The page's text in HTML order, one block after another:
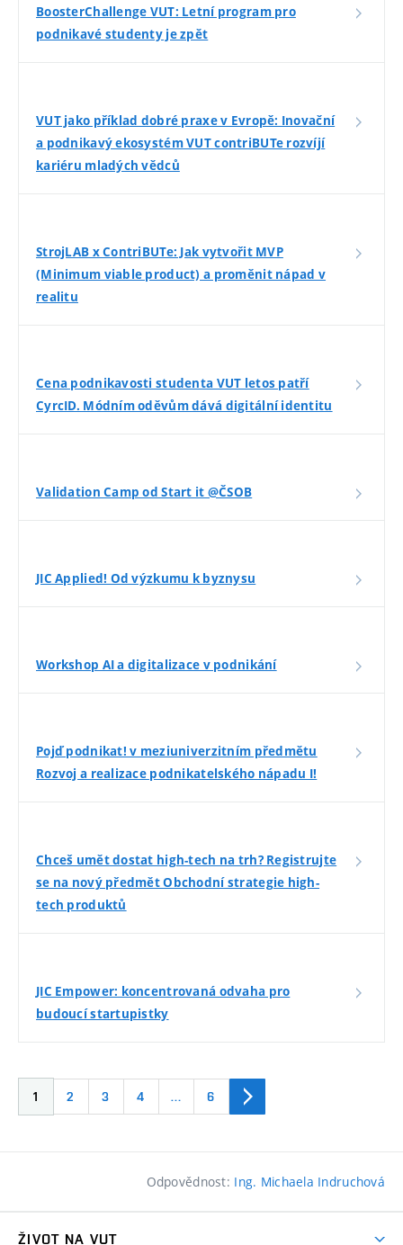
BoosterChallenge VUT: Letní program pro
podnikavé studenty je zpět
VUT jako příklad dobré praxe v Evropě: Inovační
a podnikavý ekosystém VUT contriBUTe rozvíjí
kariéru mladých vědců
StrojLAB x ContriBUTe: Jak vytvořit MVP
(Minimum viable product) a proměnit nápad v
realitu
Cena podnikavosti studenta VUT letos patří
CyrcID. Módním oděvům dává digitální identitu
Validation Camp od Start it @ČSOB
JIC Applied! Od výzkumu k byznysu
Workshop AI a digitalizace v podnikání
Pojď podnikat! v meziuniverzitním předmětu
Rozvoj a realizace podnikatelského nápadu I!
Chceš umět dostat high-tech na trh? Registrujte
se na nový předmět Obchodní strategie high-
tech produktů
JIC Empower: koncentrovaná odvaha pro
budoucí startupistky
1 2 3 4 … 6
Odpovědnost: Ing. Michaela Indruchová
ŽIVOT NA VUT